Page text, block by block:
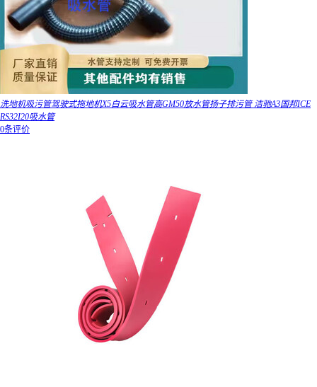
洗地机吸污管驾驶式拖地机X5白云吸水管高GM50放水管扬子排污管 洁驰A3国邦ICE
RS32I20吸水管
0条评价